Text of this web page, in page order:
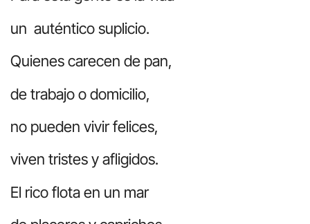
un auténtico suplicio.
Quienes carecen de pan,
de trabajo o domicilio,
no pueden vivir felices,
viven tristes y afligidos.
El rico flota en un mar